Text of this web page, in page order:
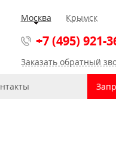
Москва Крымск
+7 (495) 921-
Заказать обратный